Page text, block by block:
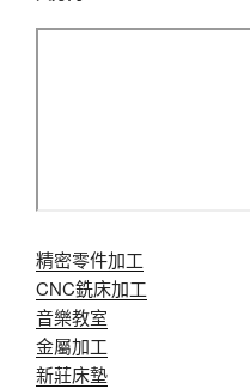
精密零件加工
CNC銑床加工
音樂教室
金屬加工
新莊床墊